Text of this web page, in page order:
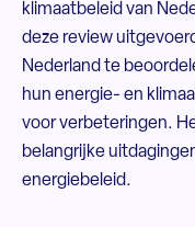
klimaatbeleid van
deze review
Nederland te
hun energie- en
voor verbeteringen.
belangrijke
energiebeleid.